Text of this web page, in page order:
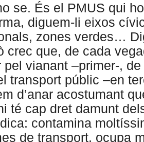
se. És el PMUS qui
diguem-li eixos
zones verdes…
crec que, de cada
pel vianant –primer-,
transport públic –en
d’anar acostumant
té cap dret damunt
contamina
de transport, ocupa